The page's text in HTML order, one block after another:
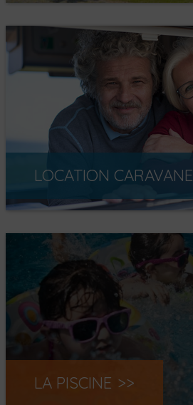
LOCATION CARAVANE
LA PISCINE